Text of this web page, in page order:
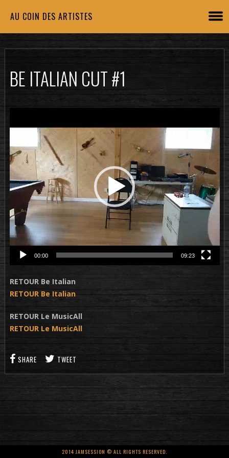
AU COIN DES ARTISTES
BE ITALIAN CUT #1
vidéo
00:00 09:23
RETOUR Be Italian
RETOUR Be Italian
RETOUR Le MusicAll
RETOUR Le MusicAll
SHARE TWEET
2014 JAMSESSION © ALL RIGHTS RESERVED.